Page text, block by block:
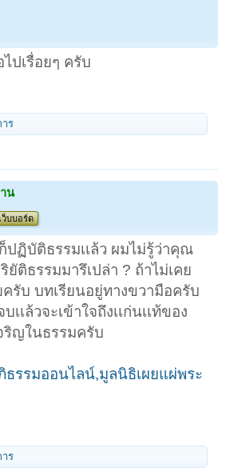
ปเรื่อยๆ ครับ
าร
น
ว็บบอร์ด
ก็ปฏิบัติธรรมเเล้ว ผมไม่รู้ว่าคุณ
ยัติธรรมมารึเปล่า ? ถ้าไม่เคย
ครับ บทเรียนอยู่ทางขวามือครับ
เล้วจะเข้าใจถึงเเก่นเเท้ของ
ริญในธรรมครับ
รรมออนไลน์,มูลนิธิเผยแผ่พระ
าร